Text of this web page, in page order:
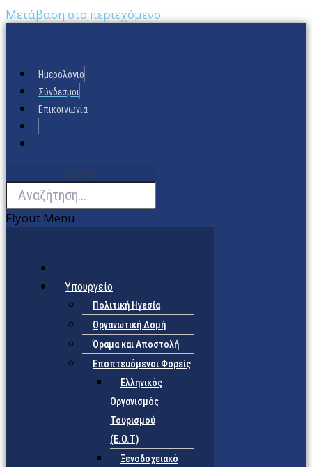
Μετάβαση στο περιεχόμενο
Ημερολόγιο
Σύνδεσμοι
Επικοινωνία
Search
Flyout Menu
Υπουργείο
Πολιτική Ηγεσία
Οργανωτική Δομή
Όραμα και Αποστολή
Εποπτευόμενοι Φορείς
Eλληνικός
Οργανισμός
Τουρισμού
(Ε.Ο.Τ)
Ξενοδοχειακό